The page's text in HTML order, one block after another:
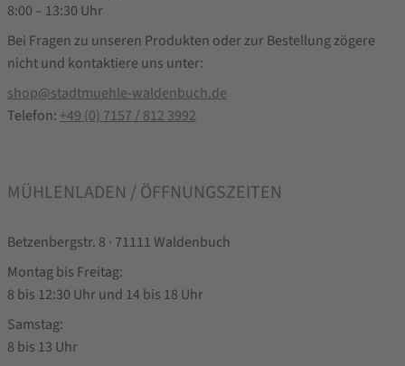
8:00 – 13:30 Uhr
Bei Fragen zu unseren Produkten oder zur Bestellung zögere
nicht und kontaktiere uns unter:
shop@stadtmuehle-waldenbuch.de
Telefon: +49 (0) 7157 / 812 3992
MÜHLENLADEN / ÖFFNUNGSZEITEN
Betzenbergstr. 8 · 71111 Waldenbuch
Montag bis Freitag:
8 bis 12:30 Uhr und 14 bis 18 Uhr
Samstag:
8 bis 13 Uhr